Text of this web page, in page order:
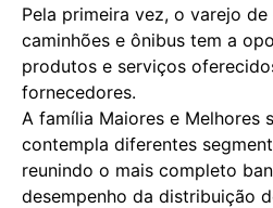
Pela primeira vez, o varejo
caminhões e ônibus tem a
produtos e serviços
fornecedores.
A família Maiores e Melhores
contempla diferentes
reunindo o mais completo
desempenho da distribuição